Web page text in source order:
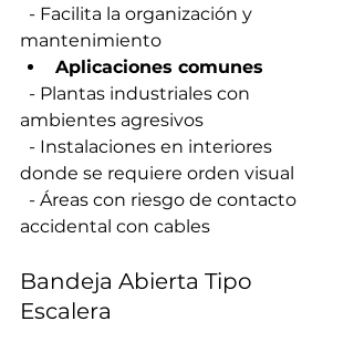
mantenimiento
Aplicaciones comunes
ambientes agresivos
donde se requiere orden visual
accidental con cables
Bandeja Abierta Tipo
Escalera